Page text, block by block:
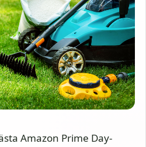
Amazon Prime Day-